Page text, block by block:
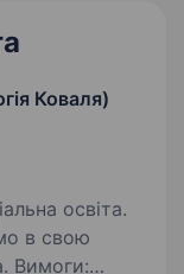
Коваля)
освіта.
в свою
Вимоги: